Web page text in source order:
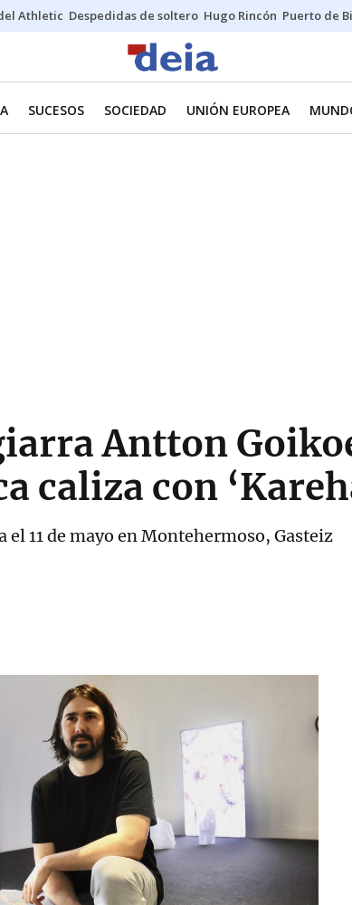
Athletic Despedidas de soltero Hugo Rincón Puerto de
SUCESOS SOCIEDAD UNIÓN EUROPEA
Antton
caliza con
11 de mayo en Montehermoso, Gasteiz